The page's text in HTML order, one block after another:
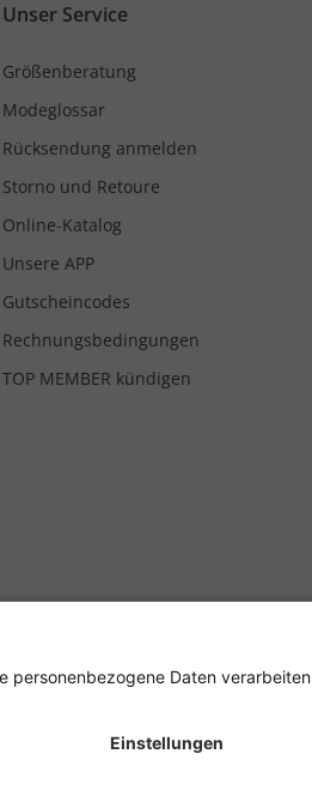
Unser Service
Größenberatung
Modeglossar
Rücksendung anmelden
Storno und Retoure
Online-Katalog
Unsere APP
Gutscheincodes
Rechnungsbedingungen
TOP MEMBER kündigen